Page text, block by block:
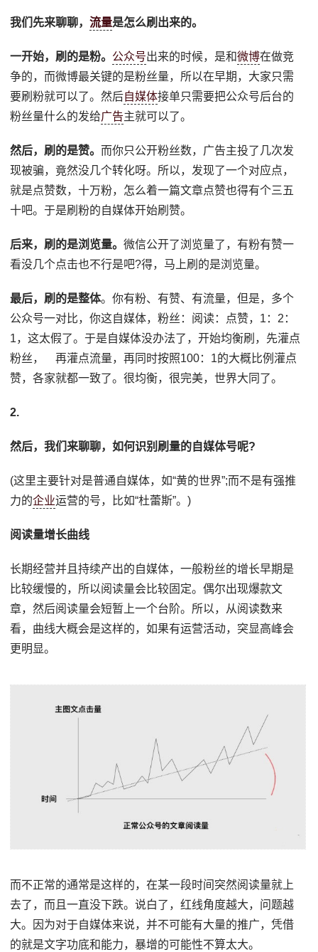
我们先来聊聊，流量是怎么刷出来的。
一开始，刷的是粉。 公众号出来的时候，是和微博在做竞
争的，而微博最关键的是粉丝量，所以在早期，大家只需
要刷粉就可以了。然后自媒体接单只需要把公众号后台的
粉丝量什么的发给广告主就可以了。
然后，刷的是赞。 而你只公开粉丝数，广告主投了几次发
现被骗，竟然没几个转化呀。所以，发现了一个对应点，
就是点赞数，十万粉，怎么着一篇文章点赞也得有个三五
十吧。于是刷粉的自媒体开始刷赞。
后来，刷的是浏览量。微信公开了浏览量了，有粉有赞一
看没几个点击也不行是吧?得，马上刷的是浏览量。
最后，刷的是整体。你有粉、有赞、有流量，但是，多个
公众号一对比，你这自媒体，粉丝：阅读：点赞，1：2：
1，这太假了。于是自媒体没办法了，开始均衡刷，先灌点
粉丝， 再灌点流量，再同时按照100：1的大概比例灌点
赞，各家就都一致了。很均衡，很完美，世界大同了。
2.
然后，我们来聊聊，如何识别刷量的自媒体号呢?
(这里主要针对是普通自媒体，如“黄的世界”;而不是有强推
力的企业运营的号，比如“杜蕾斯”。)
阅读量增长曲线
长期经营并且持续产出的自媒体，一般粉丝的增长早期是
比较缓慢的，所以阅读量会比较固定。偶尔出现爆款文
章，然后阅读量会短暂上一个台阶。所以，从阅读数来
看，曲线大概会是这样的，如果有运营活动，突显高峰会
更明显。
而不正常的通常是这样的，在某一段时间突然阅读量就上
去了，而且一直没下跌。说白了，红线角度越大，问题越
大。因为对于自媒体来说，并不可能有大量的推广，凭借
的就是文字功底和能力，暴增的可能性不算太大。